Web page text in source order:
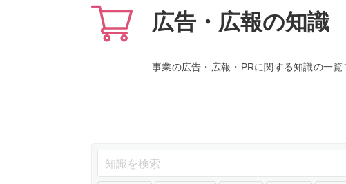
資本政
広告・広報の知識
事業の広告・広報・PRに関する知識の一覧